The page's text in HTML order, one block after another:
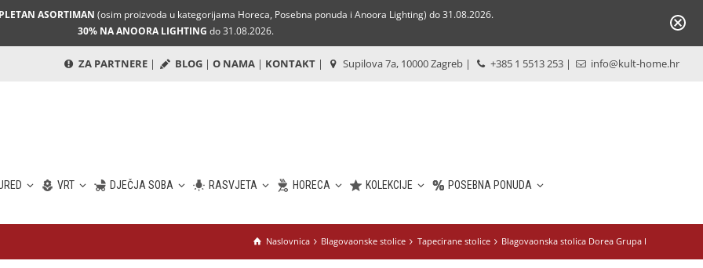
ASORTIMAN (osim proizvoda u kategorijama Horeca, Posebna ponuda i Anoora Lighting) do 31.08.2026.
30% NA ANOORA LIGHTING do 31.08.2026.
ZA PARTNERE | BLOG | O NAMA | KONTAKT | Supilova 7a, 10000 Zagreb | +385 1 5513 253 | info@kult-home.hr
VRT DJEČJA SOBA RASVJETA HORECA KOLEKCIJE POSEBNA PONUDA
Naslovnica Blagovaonske stolice Tapecirane stolice Blagovaonska stolica Dorea Grupa I